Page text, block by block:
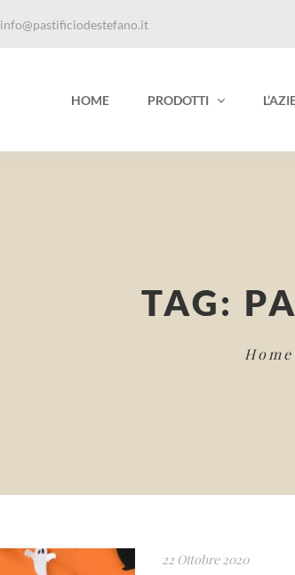
info@pastificiodestefano.it
HOME PRODOTTI
TAG:
Home
22 Ottobre 2020